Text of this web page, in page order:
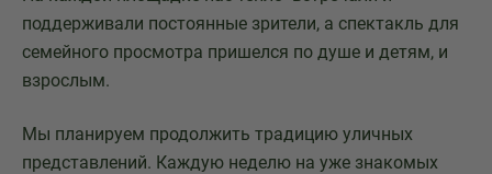
поддерживали постоянные зрители, а спектакль для
семейного просмотра пришелся по душе и детям, и
взрослым.
Мы планируем продолжить традицию уличных
представлений. Каждую неделю на уже знакомых